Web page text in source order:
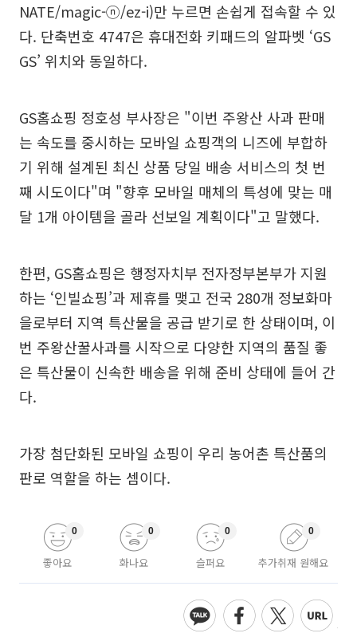
NATE/magic-ⓝ/ez-i)만 누르면 손쉽게 접속할 수 있
다. 단축번호 4747은 휴대전화 키패드의 알파벳 ‘GS
GS’ 위치와 동일하다.
GS홈쇼핑 정호성 부사장은 "이번 주왕산 사과 판매
는 속도를 중시하는 모바일 쇼핑객의 니즈에 부합하
기 위해 설계된 최신 상품 당일 배송 서비스의 첫 번
째 시도이다"며 "향후 모바일 매체의 특성에 맞는 매
달 1개 아이템을 골라 선보일 계획이다"고 말했다.
한편, GS홈쇼핑은 행정자치부 전자정부본부가 지원
하는 ‘인빌쇼핑’과 제휴를 맺고 전국 280개 정보화마
을로부터 지역 특산물을 공급 받기로 한 상태이며, 이
번 주왕산꿀사과를 시작으로 다양한 지역의 품질 좋
은 특산물이 신속한 배송을 위해 준비 상태에 들어 간
다.
가장 첨단화된 모바일 쇼핑이 우리 농어촌 특산품의
판로 역할을 하는 셈이다.
좋아요
0
화나요
0
슬퍼요
0
추가취재 원해요
0